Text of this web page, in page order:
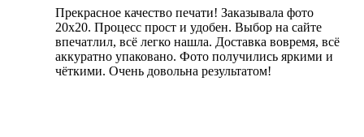
Прекрасное качество печати! Заказывала фото
20х20. Процесс прост и удобен. Выбор на сайте
впечатлил, всё легко нашла. Доставка вовремя, всё
аккуратно упаковано. Фото получились яркими и
чёткими. Очень довольна результатом!